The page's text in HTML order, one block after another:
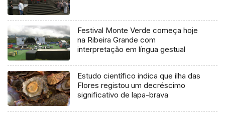
Festival Monte Verde começa hoje
na Ribeira Grande com
interpretação em língua gestual
Estudo científico indica que ilha das
Flores registou um decréscimo
significativo de lapa-brava